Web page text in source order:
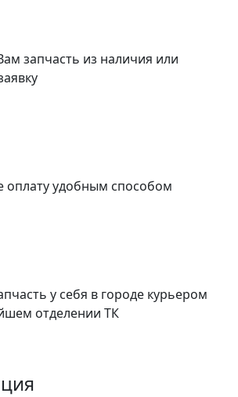
запчасть из наличия или
оплату удобным способом
у себя в городе курьером
отделении ТК